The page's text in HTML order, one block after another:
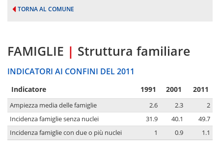
TORNA AL COMUNE
FAMIGLIE | Struttura familiare
INDICATORI AI CONFINI DEL 2011
Indicatore 1991 2001 2011
Ampiezza media delle famiglie 2.6 2.3
2
Incidenza famiglie senza nuclei
31.9 40.1
49.7
Incidenza famiglie con due o più nuclei
1 0.9 1.1